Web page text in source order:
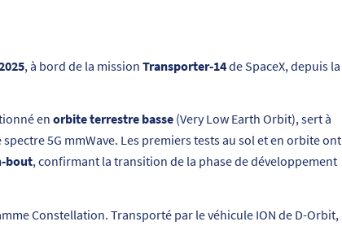
, à bord de la mission Transporter‑14de SpaceX, depuis la
en orbite terrestre basse (Very Low Earth Orbit), sert à
5G mmWave. Les premiers tests au sol et en orbite ont
, confirmant la transition de la phase de développement
Constellation. Transporté par le véhicule ION de D-Orbit,